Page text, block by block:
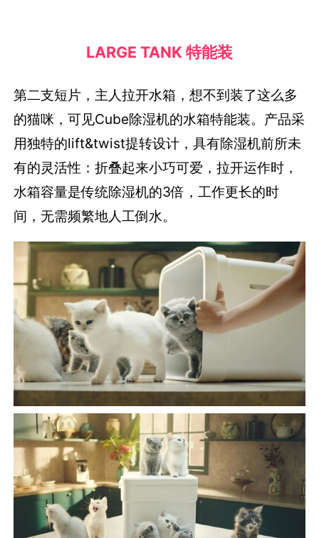
LARGE TANK 特能装
第二支短片，主人拉开水箱，想不到装了这么多
的猫咪，可见Cube除湿机的水箱特能装。产品采
用独特的lift&twist提转设计，具有除湿机前所未
有的灵活性：折叠起来小巧可爱，拉开运作时，
水箱容量是传统除湿机的3倍，工作更长的时
间，无需频繁地人工倒水。